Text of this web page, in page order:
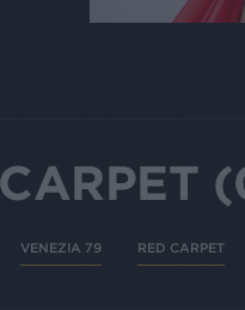
VENEZIA 79 RED CARPET